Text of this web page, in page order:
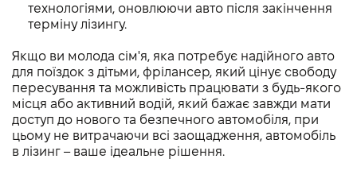
технологіями, оновлюючи авто після закінчення
терміну лізингу.
Якщо ви молода сім'я, яка потребує надійного авто
для поїздок з дітьми, фрілансер, який цінує свободу
пересування та можливість працювати з будь-якого
місця або активний водій, який бажає завжди мати
доступ до нового та безпечного автомобіля, при
цьому не витрачаючи всі заощадження, автомобіль
в лізинг – ваше ідеальне рішення.